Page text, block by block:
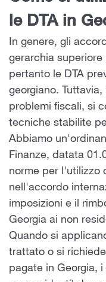
le DTA in
In genere, gli
gerarchia
pertanto le DTA
georgiano.
problemi fiscali, si
tecniche stabilite
Abbiamo
Finanze, datata
norme per l'utilizzo
nell'accordo
imposizioni e il
Georgia ai non
Quando si
trattato o si
pagate in Georgia,